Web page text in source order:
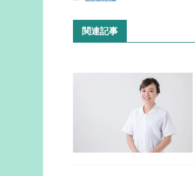
関連記事